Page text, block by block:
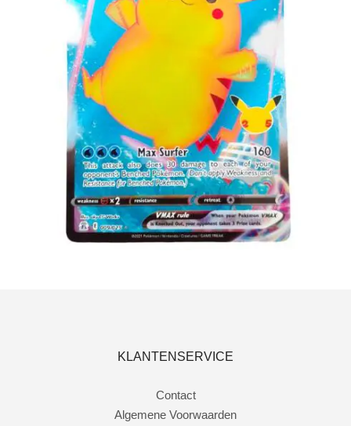
KLANTENSERVICE
Contact
Algemene Voorwaarden